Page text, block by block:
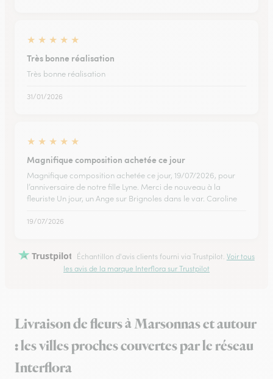
★ ★ ★ ★ ★
Très bonne réalisation
Très bonne réalisation
31/01/2026
★ ★ ★ ★ ★
Magnifique composition achetée ce jour
Magnifique composition achetée ce jour, 19/07/2026, pour
l’anniversaire de notre fille Lyne. Merci de nouveau à la
fleuriste Un jour, un Ange sur Brignoles dans le var. Caroline
19/07/2026
Trustpilot Échantillon d'avis clients fourni via Trustpilot. Voir tous
les avis de la marque Interflora sur Trustpilot
Livraison de fleurs à Marsonnas et autour
: les villes proches couvertes par le réseau
Interflora